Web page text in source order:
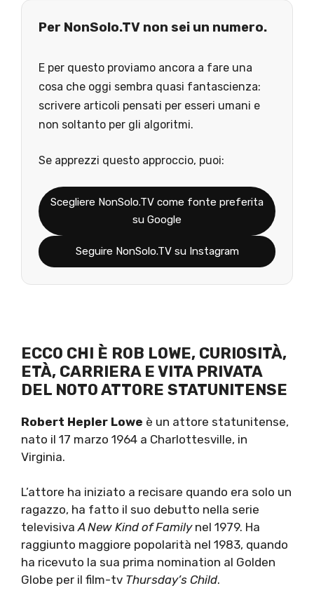
Per NonSolo.TV non sei un numero.
E per questo proviamo ancora a fare una
cosa che oggi sembra quasi fantascienza:
scrivere articoli pensati per esseri umani e
non soltanto per gli algoritmi.
Se apprezzi questo approccio, puoi:
Scegliere NonSolo.TV come fonte preferita
su Google
Seguire NonSolo.TV su Instagram
ECCO CHI È ROB LOWE, CURIOSITÀ,
ETÀ, CARRIERA E VITA PRIVATA
DEL NOTO ATTORE STATUNITENSE
Robert Hepler Lowe è un attore statunitense,
nato il 17 marzo 1964 a Charlottesville, in
Virginia.
L’attore ha iniziato a recisare quando era solo un
ragazzo, ha fatto il suo debutto nella serie
televisivaA New Kind of Familynel 1979. Ha
raggiunto maggiore popolarità nel 1983, quando
ha ricevuto la sua prima nomination al Golden
Globe per il film-tv Thursday’s Child.